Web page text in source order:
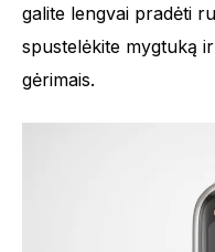
galite lengvai pradėti
spustelėkite mygtuką
gėrimais.